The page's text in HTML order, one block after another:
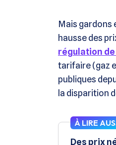
Mais gardons
hausse des
régulation
tarifaire (gaz
publiques
la disparition
À LIRE
Des prix